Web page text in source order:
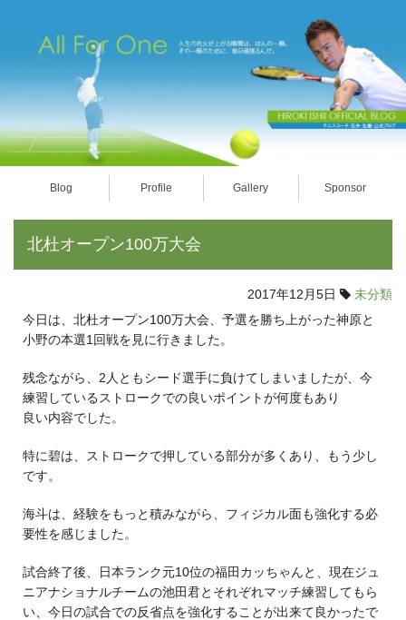
Blog Profile Gallery Sponsor
北杜オープン100万大会
2017年12月5日
未分類
今日は、北杜オープン100万大会、予選を勝ち上がった神原と
小野の本選1回戦を見に行きました。
残念ながら、2人ともシード選手に負けてしまいましたが、今
練習しているストロークでの良いポイントが何度もあり
良い内容でした。
特に碧は、ストロークで押している部分が多くあり、もう少し
です。
海斗は、経験をもっと積みながら、フィジカル面も強化する必
要性を感じました。
試合終了後、日本ランク元10位の福田カッちゃんと、現在ジュ
ニアナショナルチームの池田君とそれぞれマッチ練習してもら
い、今日の試合での反省点を強化することが出来て良かったで